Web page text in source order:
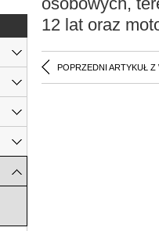
12 lat oraz
POPRZEDNI ARTYKUŁ Z